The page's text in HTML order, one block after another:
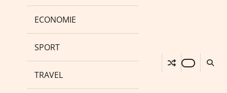
ECONOMIE
SPORT
TRAVEL